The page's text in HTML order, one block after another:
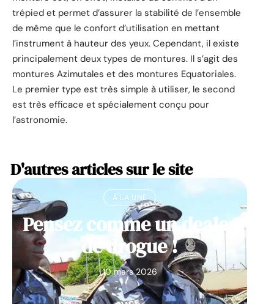
trépied et permet d’assurer la stabilité de l’ensemble
de même que le confort d’utilisation en mettant
l’instrument à hauteur des yeux. Cependant, il existe
principalement deux types de montures. Il s’agit des
montures Azimutales et des montures Equatoriales.
Le premier type est très simple à utiliser, le second
est très efficace et spécialement conçu pour
l’astronomie.
D'autres articles sur le site
À LA UNE
Pensez comme un dealer
de drogue !
10 mars 2026